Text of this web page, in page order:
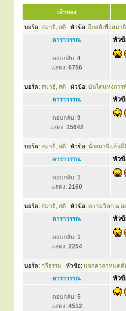
เจ้าของ
บอร์ด: สมาธิ, สติ หัวข้อ:ฝึกสติเพื่อสมา
ดาราวรรณ
หัวข้
ตอบกลับ: 4
แสดง: 6756
บอร์ด: สมาธิ, สติ หัวข้อ: บันไดแห่งการ
ดาราวรรณ
หัวข้
ตอบกลับ: 9
แสดง: 15642
บอร์ด: สมาธิ, สติ หัวข้อ: นั่งสมาธิแล้วมี
ดาราวรรณ
หัวข้
ตอบกลับ: 1
แสดง: 2160
บอร์ด: สมาธิ, สติ หัวข้อ: ความวิตก ๒ อ
ดาราวรรณ
หัวข้
ตอบกลับ: 1
แสดง: 2254
บอร์ด: กวีธรรม หัวข้อ: แจกคาถาหมด
ดาราวรรณ
หัวข้
ตอบกลับ: 5
แสดง: 4512